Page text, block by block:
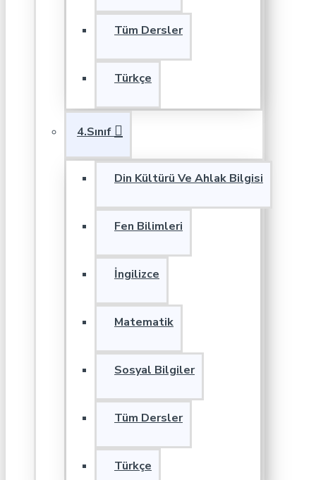
Tüm Dersler
Türkçe
4.Sınıf
Din Kültürü Ve Ahlak Bilgisi
Fen Bilimleri
İngilizce
Matematik
Sosyal Bilgiler
Tüm Dersler
Türkçe